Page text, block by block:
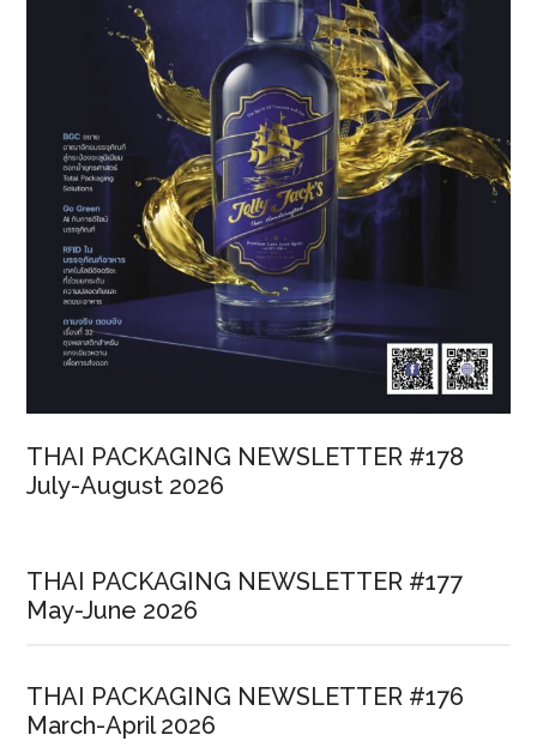
THAI PACKAGING NEWSLETTER #178
July-August 2026
THAI PACKAGING NEWSLETTER #177
May-June 2026
THAI PACKAGING NEWSLETTER #176
March-April 2026